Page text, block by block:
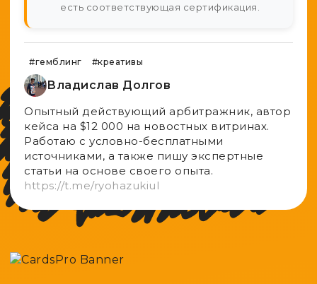
есть соответствующая сертификация.
Владислав Долгов
Опытный действующий арбитражник, автор
кейса на $12 000 на новостных витринах.
Работаю с условно-бесплатными
источниками, а также пишу экспертные
статьи на основе своего опыта.
https://t.me/ryohazukiul
#гемблинг #креативы